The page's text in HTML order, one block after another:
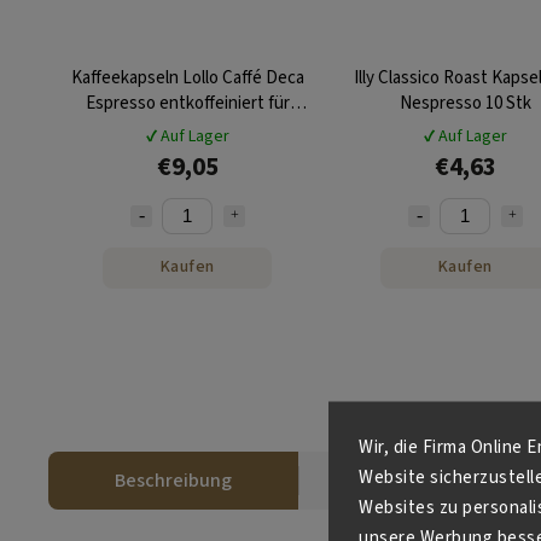
Wir, die Firma Online
Website
Websites zu
Kaffeekapseln Lollo Caffé Deca
Espresso entkoffeiniert für
NESPRESSO® 30 Stück
✔ Auf Lager
€9,05
Kaufen
Illy Classico Roast
Nespresso 10 Stk
✔ Auf Lager
€4,63
Kaufen
Beschreibung Diskussion